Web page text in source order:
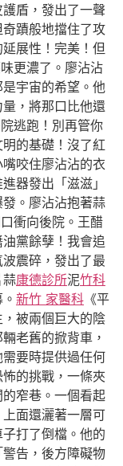
盾，發出了一聲
蹟般地擋住了攻
展性！完美！但
更濃了。廖沾沾
宇宙的希望。他
，將那口比他還
逃跑！別再管你
的基礎！沒了紅
咬住廖沾沾的衣
器發出「滋滋」
。廖沾沾抱著蒜
衝向後院。王醋
黨餘孽！我會追
震碎，發出了最
蒜康德診所泥竹科
新竹 家醫科 《平
被兩個巨大的陰
老舊的掀背車，
要時提供過任何
的挑戰，一條夾
窄巷。一個看起
面還灑著一層可
打了倒檔。他的
告，後方障礙物